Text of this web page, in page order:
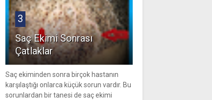
3
Saç Ekimi Sonrası
Çatlaklar
Saç ekiminden sonra birçok hastanın
karşılaştığı onlarca küçük sorun vardır. Bu
sorunlardan bir tanesi de saç ekimi